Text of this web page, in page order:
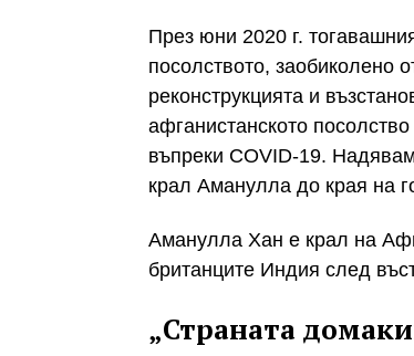
През юни 2020 г.
посолството, заобиколено
реконструкцията и
афганистанското
въпреки COVID-19.
крал Аманулла до края на
Аманулла Хан е крал на
британците Индия след
„Страната